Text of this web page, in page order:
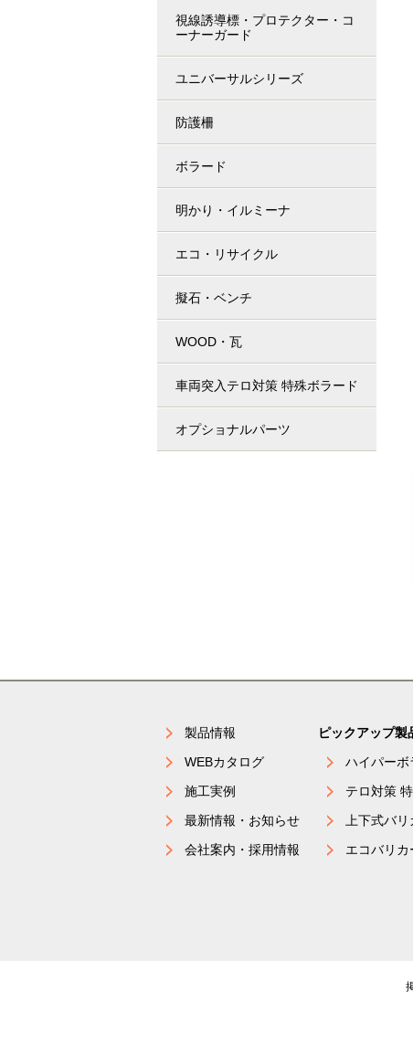
視線誘導標・プロテクター・コ
ーナーガード
ユニバーサルシリーズ
防護柵
ボラード
明かり・イルミーナ
エコ・リサイクル
擬石・ベンチ
WOOD・瓦
車両突入テロ対策 特殊ボラード
オプショナルパーツ
製品情報
WEBカタログ
施工実例
最新情報・お知らせ
会社案内・採用情報
ピックアップ製
ハイパーボ
テロ対策
上下式バ
エコバリカ